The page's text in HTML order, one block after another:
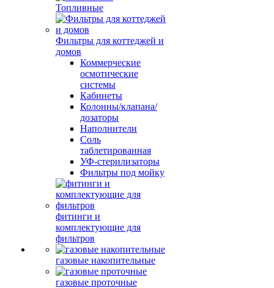
Топливные
Фильтры для коттеджей и
домов
Коммерческие
осмотические
системы
Кабинеты
Колонны/клапана/
дозаторы
Наполнители
Соль
таблетированная
УФ-стерилизаторы
Фильтры под мойку
фитинги и
комплектующие для
фильтров
газовые накопительные
газовые проточные